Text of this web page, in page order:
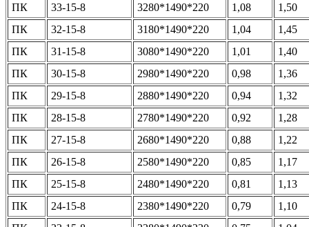
ПК
33-15-8 3280*1490*220 1,08
1,50
ПК
32-15-8 3180*1490*220 1,04
1,45
ПК
31-15-8 3080*1490*220 1,01
1,40
ПК
30-15-8 2980*1490*220 0,98
1,36
ПК
29-15-8 2880*1490*220 0,94
1,32
ПК
28-15-8 2780*1490*220 0,92
1,28
ПК
27-15-8 2680*1490*220 0,88
1,22
ПК
26-15-8 2580*1490*220 0,85
1,17
ПК
25-15-8 2480*1490*220 0,81
1,13
ПК
24-15-8 2380*1490*220 0,79
1,10